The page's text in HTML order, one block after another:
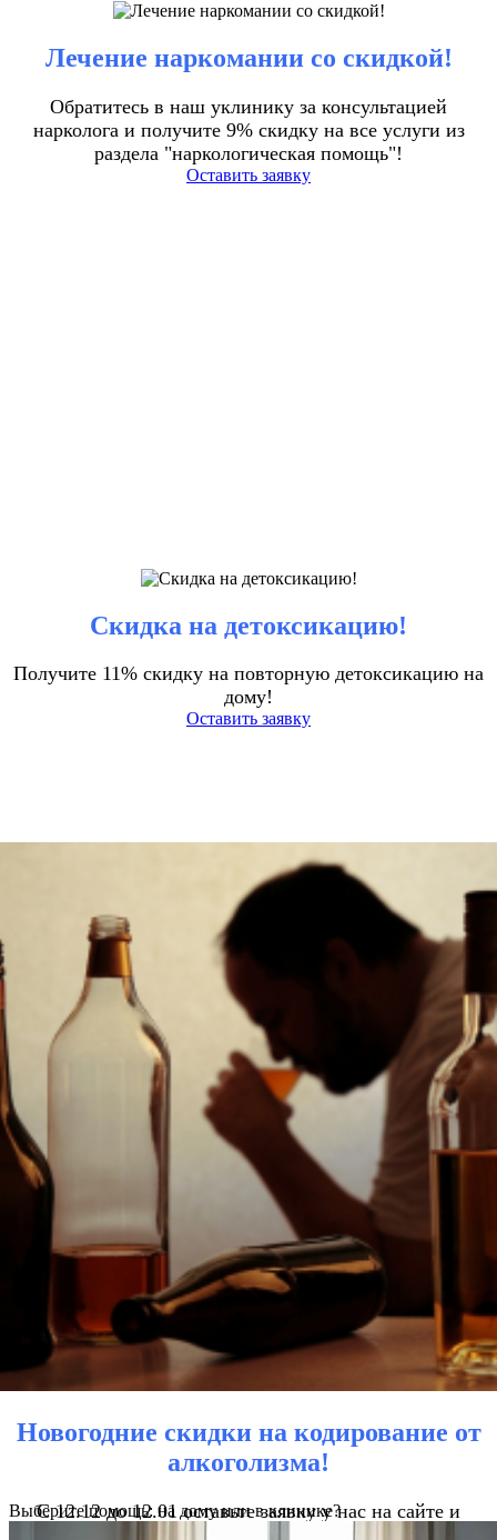
Лечение наркомании со скидкой!
Обратитесь в наш уклинику за консультацией
нарколога и получите 9% скидку на все услуги из
раздела "наркологическая помощь"!
Оставить заявку
Скидка на детоксикацию!
Получите 11% скидку на повторную детоксикацию на
дому!
Оставить заявку
Новогодние скидки на кодирование от
алкоголизма!
С 12.12 до 12.01 оставьте заявку у нас на сайте и
Выберите помощь: на дому или в клинике?